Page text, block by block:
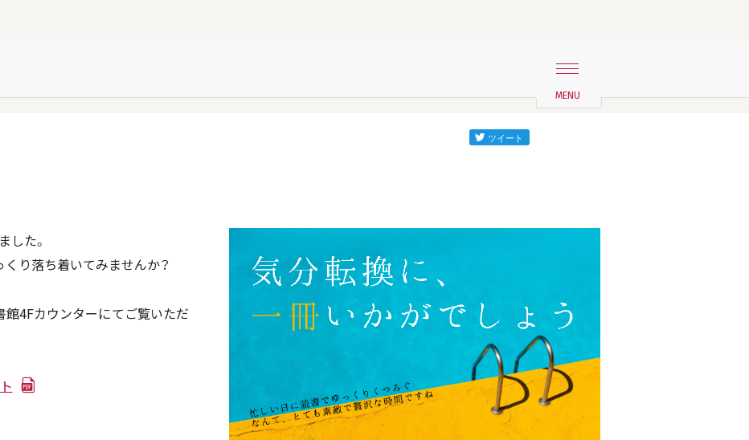
した。
り落ち着いてみませんか？
館4Fカウンターにてご覧いただ